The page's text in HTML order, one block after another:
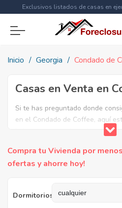
Exclusivos listados de casas en
ahora a
Inicio Georgia Condado de
Casas en Venta en
Si te has preguntado donde
en el Condado de Coffee, aquí
la lista mas completa de casas
Ahorra en grande y compra
Condado de Coffee, GA.
Compra tu Vivienda por
ofertas y ahorre hoy!
Dormitorios